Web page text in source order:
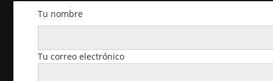
comerciales pertenecen a sus respectivos propietarios. ©
Tu nombre
Tu correo electrónico